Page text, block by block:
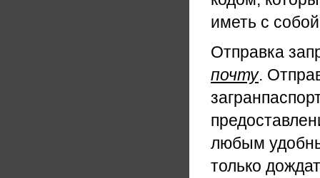
иметь с
Отправка
почту.
любым
только